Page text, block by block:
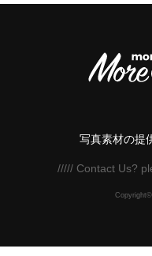
写真素材の提
///// Contact Us?